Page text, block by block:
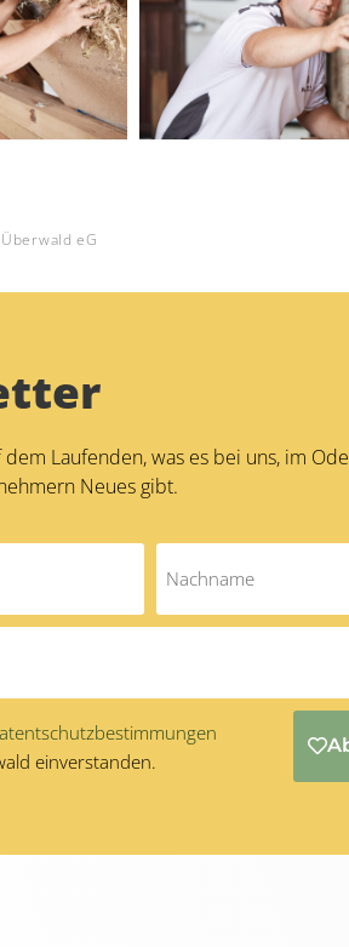
eG
Laufenden, was es bei uns, im
Neues gibt.
einverstanden.